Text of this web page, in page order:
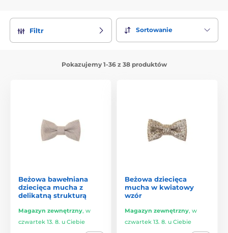
Filtr Sortowanie
Pokazujemy 1-36 z 38 produktów
Beżowa bawełniana
dziecięca mucha z
delikatną strukturą
Magazyn zewnętrzny, w
czwartek 13. 8. u Ciebie
Beżowa dziecięca
mucha w kwiatowy
wzór
Magazyn zewnętrzny, w
czwartek 13. 8. u Ciebie